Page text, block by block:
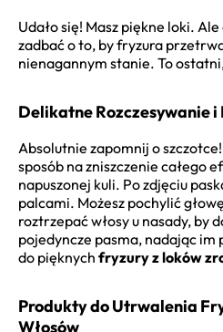
Udało się! Masz piękne loki.
zadbać o to, by fryzura
nienagannym stanie. To
Delikatne Rozczesywanie
Absolutnie zapomnij o
sposób na zniszczenie całego
napuszonej kuli. Po zdjęciu
palcami. Możesz pochylić
roztrzepać włosy u nasady, by
pojedyncze pasma, nadając im
do pięknych fryzury z loków
Produkty do Utrwalenia
Włosów